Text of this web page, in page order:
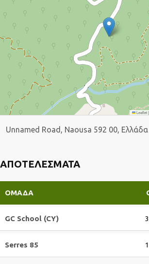
Leaflet|
Unnamed Road, Naousa 592 00, Ελλάδα
ΑΠΟΤΕΛΈΣΜΑΤΑ
ΟΜΆΔΑ
GC School (CY) 3
Serres 85 1